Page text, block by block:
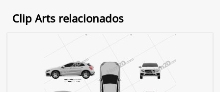
Clip Arts relacionados